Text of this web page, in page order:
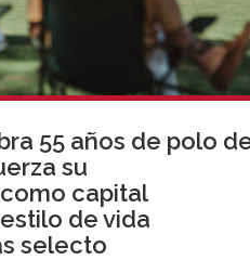
55 años de polo
su
capital
de vida
selecto